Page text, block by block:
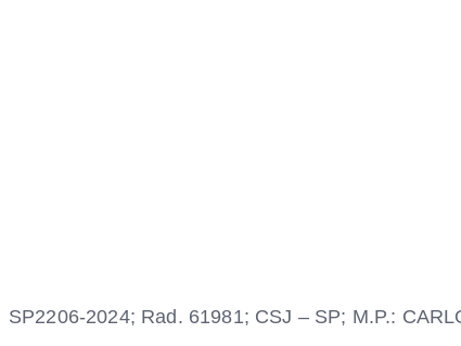
SP2206-2024; Rad. 61981; CSJ – SP; M.P.: